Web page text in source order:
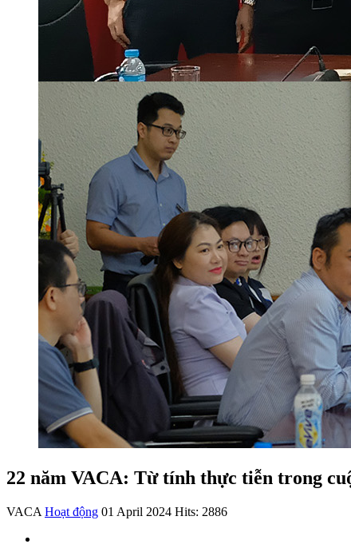
22 năm VACA: Từ tính thực tiễn trong
VACA Hoạt động 01 April 2024 Hits: 2886